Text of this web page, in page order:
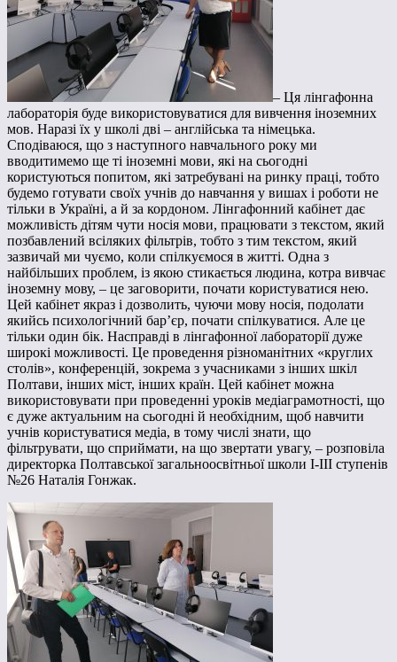
– Ця лінгафонна
лабораторія буде використовуватися для вивчення іноземних
мов. Наразі їх у школі дві – англійська та німецька.
Сподіваюся, що з наступного навчального року ми
вводитимемо ще ті іноземні мови, які на сьогодні
користуються попитом, які затребувані на ринку праці, тобто
будемо готувати своїх учнів до навчання у вишах і роботи не
тільки в Україні, а й за кордоном. Лінгафонний кабінет дає
можливість дітям чути носія мови, працювати з текстом, який
позбавлений всіляких фільтрів, тобто з тим текстом, який
зазвичай ми чуємо, коли спілкуємося в житті. Одна з
найбільших проблем, із якою стикається людина, котра вивчає
іноземну мову, – це заговорити, почати користуватися нею.
Цей кабінет якраз і дозволить, чуючи мову носія, подолати
якийсь психологічний бар’єр, почати спілкуватися. Але це
тільки один бік. Насправді в лінгафонної лабораторії дуже
широкі можливості. Це проведення різноманітних «круглих
столів», конференцій, зокрема з учасниками з інших шкіл
Полтави, інших міст, інших країн. Цей кабінет можна
використовувати при проведенні уроків медіаграмотності, що
є дуже актуальним на сьогодні й необхідним, щоб навчити
учнів користуватися медіа, в тому числі знати, що
фільтрувати, що сприймати, на що звертати увагу, – розповіла
директорка Полтавської загальноосвітньої школи І-ІІІ ступенів
№26 Наталія Гонжак.